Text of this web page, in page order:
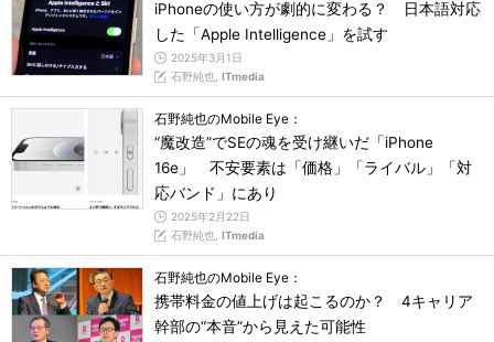
iPhoneの使い方が劇的に変わる？ 日本語対応
した「Apple Intelligence」を試す
2025年3月1日
石野純也, ITmedia
石野純也のMobile Eye：
“魔改造”でSEの魂を受け継いだ「iPhone
16e」 不安要素は「価格」「ライバル」「対
応バンド」にあり
2025年2月22日
石野純也, ITmedia
石野純也のMobile Eye：
携帯料金の値上げは起こるのか？ 4キャリア
幹部の“本音”から見えた可能性